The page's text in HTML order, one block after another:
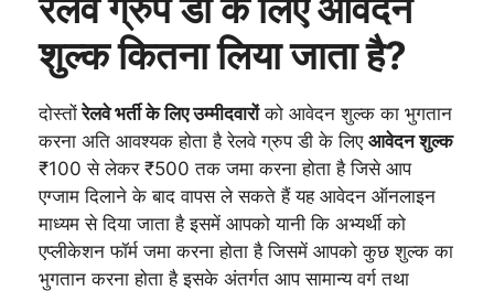
शुल्क कितना लिया जाता है?
दोस्तोंरेलवे भर्ती के लिए उम्मीदवारोंको आवेदन शुल्क का भुगतान
करना अति आवश्यक होता है रेलवे ग्रुप डी के लिए आवेदन शुल्क
₹100 से लेकर ₹500 तक जमा करना होता है जिसे आप
एग्जाम दिलाने के बाद वापस ले सकते हैं यह आवेदन ऑनलाइन
माध्यम से दिया जाता है इसमें आपको यानी कि अभ्यर्थी को
एप्लीकेशन फॉर्म जमा करना होता है जिसमें आपको कुछ शुल्क का
भुगतान करना होता है इसके अंतर्गत आप सामान्य वर्ग तथा